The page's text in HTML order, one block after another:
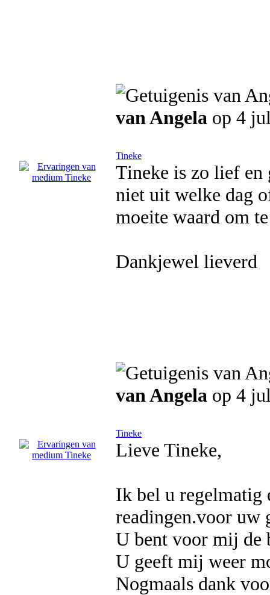
van Angela op 4
Tineke
Tineke is zo lief en
niet uit welke dag
moeite waard om
Dankjewel lieverd
van Angela op 4
Tineke
Lieve Tineke,
Ik bel u regelmatig
readingen.voor uw
U bent voor mij de
U geeft mij weer
Nogmaals dank